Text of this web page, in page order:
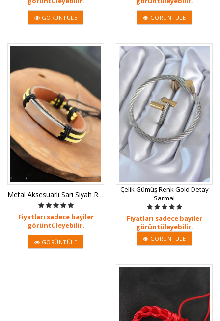
GÖRÜNTÜLE GÖRÜNTÜLE
Metal Aksesuarlı Sarı Siyah Renk De
Fiyatları sadece bayiler
görüntüleyebilir.
GÖRÜNTÜLE
Çelik Gümüş Renk Gold Detay
Sarmal
Fiyatları sadece bayiler
görüntüleyebilir.
GÖRÜNTÜLE